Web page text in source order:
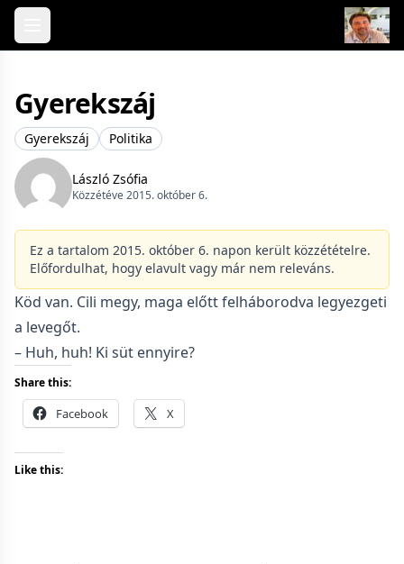
Skip to content
Gyerekszáj
Gyerekszáj Politika
László Zsófia
Közzétéve 2015. október 6.
Ez a tartalom 2015. október 6. napon került közzétételre.
Előfordulhat, hogy elavult vagy már nem releváns.
Köd van. Cili megy, maga előtt felháborodva legyezgeti
a levegőt.
– Huh, huh! Ki süt ennyire?
Share this:
Facebook X
Like this: